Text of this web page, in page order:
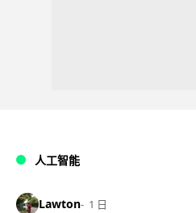
人工智能
Lawton 1 日